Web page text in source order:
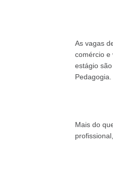
As vagas
comércio e
estágio
Pedagogia.
Mais do